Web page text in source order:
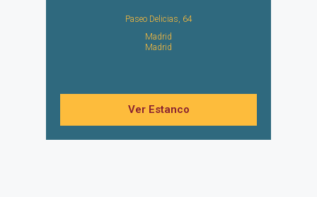
Paseo Delicias, 64
Madrid
Madrid
Ver Estanco